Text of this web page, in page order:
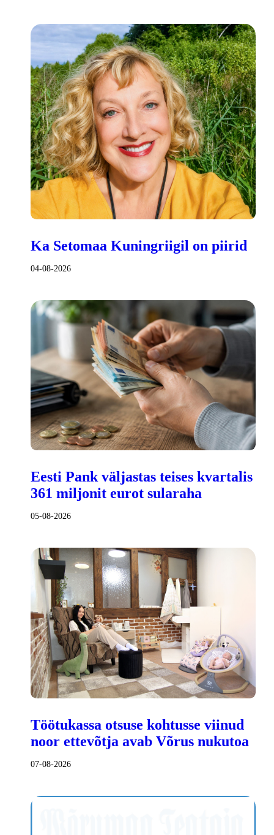
Ka Setomaa Kuningriigil on piirid
04-08-2026
Eesti Pank väljastas teises kvartalis
361 miljonit eurot sularaha
05-08-2026
Töötukassa otsuse kohtusse viinud
noor ettevõtja avab Võrus nukutoa
07-08-2026